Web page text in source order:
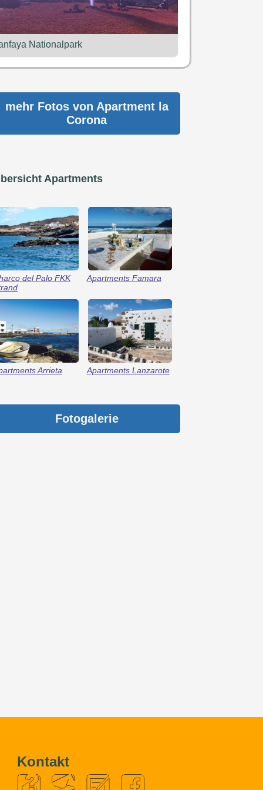
Nationalpark
mehr Fotos von Apartment la
Corona
Apartments
del Palo FKK
Apartments Famara
Arrieta Apartments Lanzarote
Fotogalerie
Kontakt